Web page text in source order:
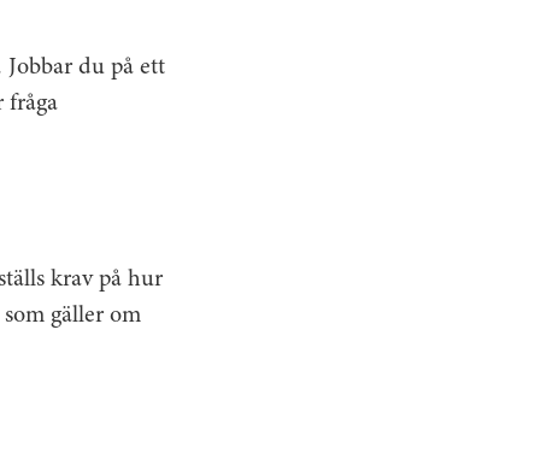
Jobbar du på ett
fråga
krav på hur
gäller om